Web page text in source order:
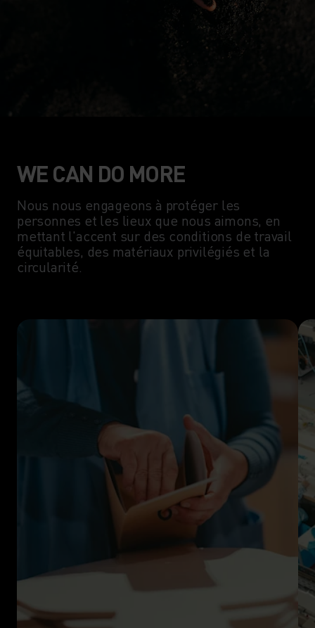
WE CAN DO MORE
Nous nous engageons à protéger les
personnes et les lieux que nous aimons, en
mettant l'accent sur des conditions de travail
équitables, des matériaux privilégiés et la
circularité.